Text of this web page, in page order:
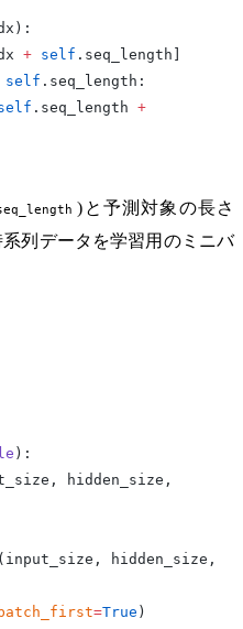
+ self .seq_length]
self .seq_length:
.seq_length +
)と予測対象の長さ
列データを学習用のミニバ
):
hidden_size,
hidden_size,
batch_first
=True )